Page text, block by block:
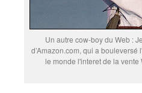
Un autre cow-boy du Web :
d’Amazon.com, qui a
le monde l'interet de la